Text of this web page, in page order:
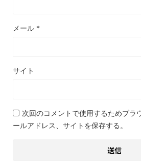
メール *
サイト
次回のコメントで使用するためブラ
ールアドレス、サイトを保存する。